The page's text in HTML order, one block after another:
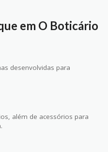
em O Boticário
desenvolvidas para
além de acessórios para